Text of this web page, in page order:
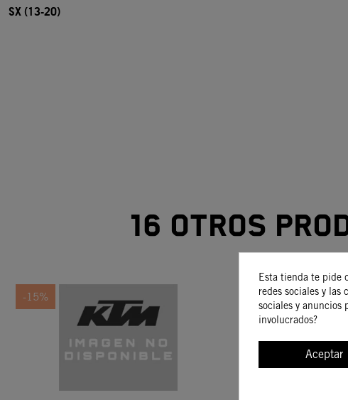
SX (13-20)
16 otros
-15% -15%
Esta tienda te pide
redes sociales y
sociales y anuncios
involucrados?
Aceptar